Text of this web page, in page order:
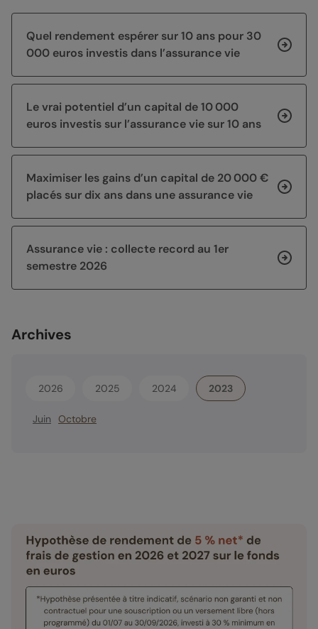
Quel rendement espérer sur 10 ans pour 30
000 euros investis dans l’assurance vie
Le vrai potentiel d’un capital de 10 000
euros investis sur l’assurance vie sur 10 ans
Maximiser les gains d’un capital de 20 000 €
placés sur dix ans dans une assurance vie
Assurance vie : collecte record au 1er
semestre 2026
Archives
2026 2025 2024 2023
Juin Octobre